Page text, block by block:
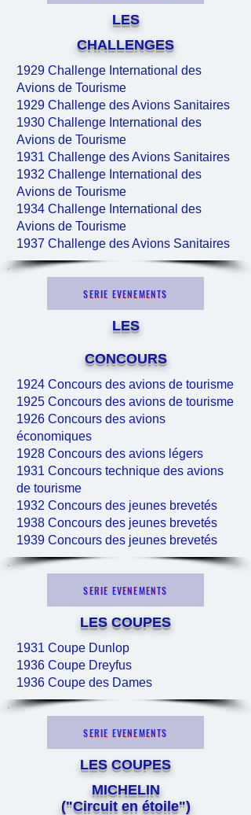
LES
CHALLENGES
1929 Challenge International des
Avions de Tourisme
1929 Challenge des Avions Sanitaires
1930 Challenge International des
Avions de Tourisme
1931 Challenge des Avions Sanitaires
1932 Challenge International des
Avions de Tourisme
1934 Challenge International des
Avions de Tourisme
1937 Challenge des Avions Sanitaires
SERIE EVENEMENTS
LES
CONCOURS
1924 Concours des avions de tourisme
1925 Concours des avions de tourisme
1926 Concours des avions
économiques
1928 Concours des avions légers
1931 Concours technique des avions
de tourisme
1932 Concours des jeunes brevetés
1938 Concours des jeunes brevetés
1939 Concours des jeunes brevetés
SERIE EVENEMENTS
LES COUPES
1931 Coupe Dunlop
1936 Coupe Dreyfus
1936 Coupe des Dames
SERIE EVENEMENTS
LES COUPES
MICHELIN
("Circuit en étoile")